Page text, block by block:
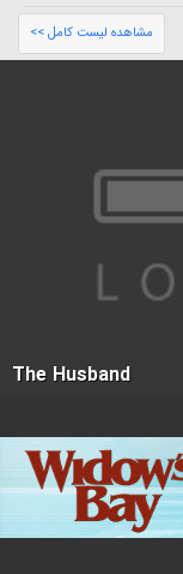
مشاهده لیست کامل >>
The Husband